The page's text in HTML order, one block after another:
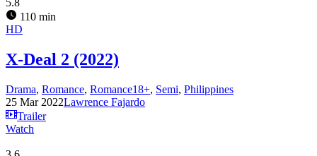
5.8
110 min
HD
X-Deal 2 (2022)
Drama, Romance, Romance18+, Semi, Philippines
25 Mar 2022Lawrence Fajardo
Trailer
Watch